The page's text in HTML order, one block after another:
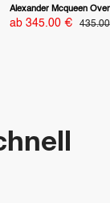
Alexander Mcqueen
Sonderpreis
ab 345.00 €